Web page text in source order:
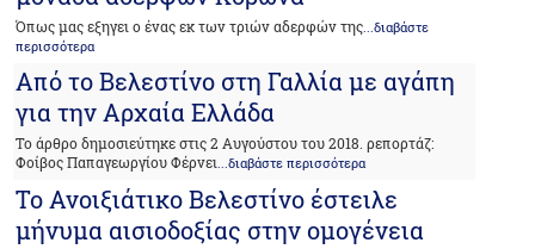
Όπως μας εξηγει ο ένας εκ των τριών αδερφών της...διαβάστε
περισσότερα
Από το Βελεστίνο στη Γαλλία με αγάπη
για την Αρχαία Ελλάδα
Το άρθρο δημοσιεύτηκε στις 2 Αυγούστου του 2018. ρεπορτάζ:
Φοίβος Παπαγεωργίου Φέρνει...διαβάστε περισσότερα
Το Ανοιξιάτικο Βελεστίνο έστειλε
μήνυμα αισιοδοξίας στην ομογένεια